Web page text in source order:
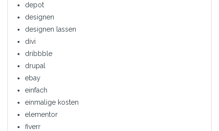
depot
designen
designen lassen
divi
dribbble
drupal
ebay
einfach
einmalige kosten
elementor
fiverr